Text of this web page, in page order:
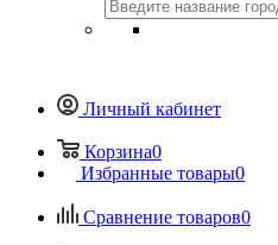
Личный кабинет
Корзина0
Избранные товары0
Сравнение товаров0